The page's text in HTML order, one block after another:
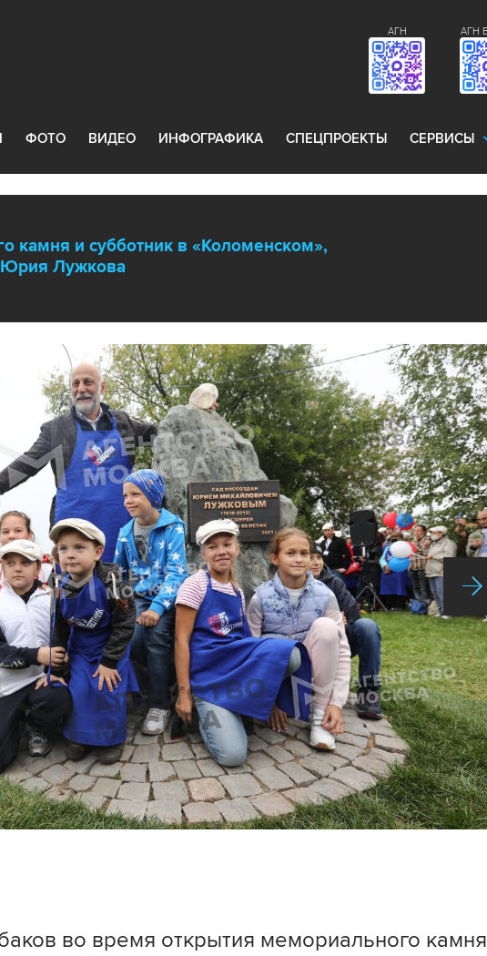
АГН
АГН
ФОТО ВИДЕО ИНФОГРАФИКА СПЕЦПРОЕКТЫ СЕРВИСЫ
камня и субботник в «Коломенском»,
Лужкова
во время открытия мемориального камня